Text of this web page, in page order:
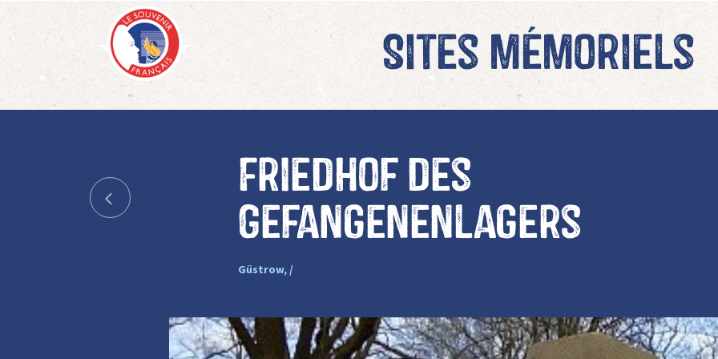
Sites mémoriels
Friedhof des
Gefangenenlagers
Güstrow, /